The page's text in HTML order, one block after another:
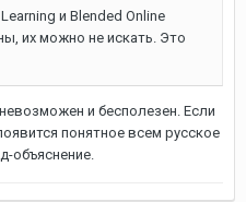
и Blended Online
их можно не искать. Это
и бесполезен. Если
понятное всем русское
объяснение.